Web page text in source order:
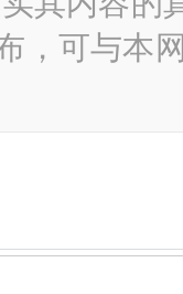
，可与本